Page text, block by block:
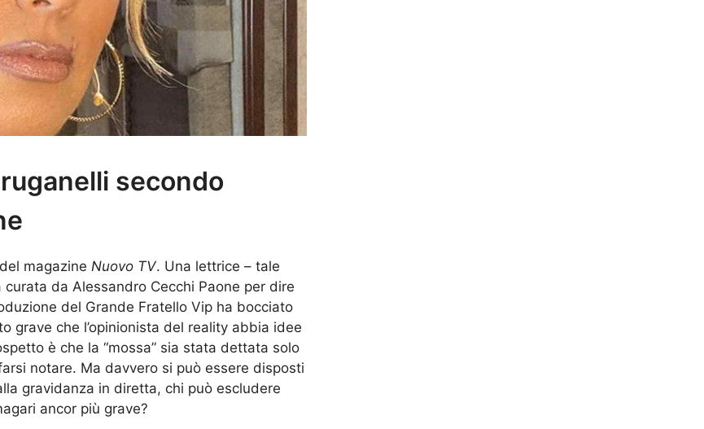
secondo
magazine Nuovo TV. Una lettrice – tale
da Alessandro Cecchi Paone per dire
del Grande Fratello Vip ha bocciato
grave che l’opinionista del reality abbia idee
è che la “mossa” sia stata dettata solo
notare. Ma davvero si può essere disposti
gravidanza in diretta, chi può escludere
ancor più grave?